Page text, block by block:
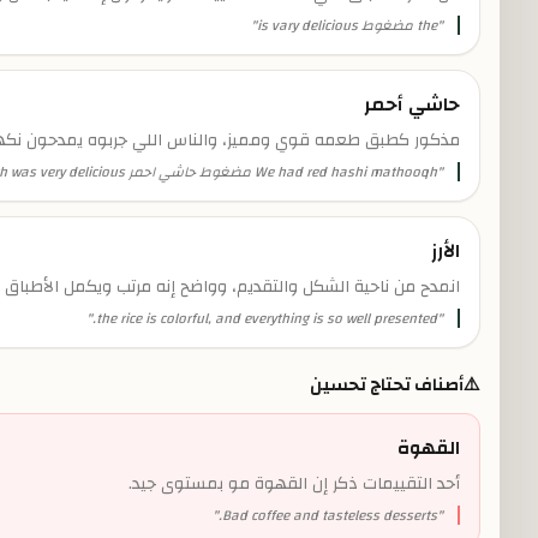
"the مضغوط is vary delicious "
حاشي أحمر
مذكور كطبق طعمه قوي ومميز، والناس اللي جربوه يمدحون
"We had red hashi mathooqh مضغوط حاشي احمر which was very delicious
الأرز
انمدح من ناحية الشكل والتقديم، وواضح إنه مرتب ويكمل الأطباق
"
the rice is colorful, and everything is so well presented.
"
⚠️أصناف تحتاج تحسين
القهوة
أحد التقييمات ذكر إن القهوة مو بمستوى جيد.
"
Bad coffee and tasteless desserts.
"